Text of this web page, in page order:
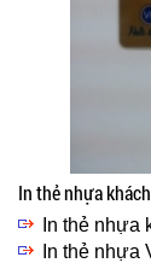
In thẻ nhựa
In thẻ nhựa
In thẻ nhựa